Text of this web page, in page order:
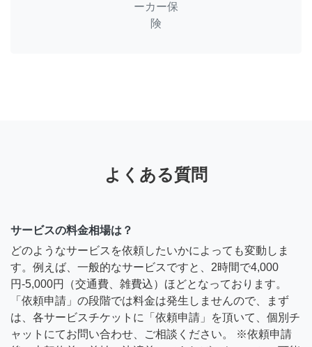
ーカー保
険
よくある質問
サービスの料金相場は？
どのようなサービスを依頼したいかによっても変動しま
す。例えば、一般的なサービスですと、2時間で4,000
円-5,000円（交通費、雑費込）ほどとなっております。
「依頼申請」の段階では料金は発生しませんので、まず
は、各サービスチケットに「依頼申請」を頂いて、個別チ
ャットにてお問い合わせ、ご相談ください。 ※依頼申請